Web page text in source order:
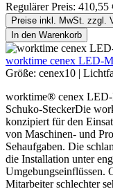
Regulärer Preis: 410,55
Preise inkl. MwSt. zzgl.
In den Warenkorb
worktime cenex LED-
Größe: cenex10 |
worktime® cenex
Schuko-SteckerDie
konzipiert für den
von Maschinen- und
Sehaufgaben. Die
die Installation unter
Umgebungseinflüssen.
Mitarbeiter schlechter